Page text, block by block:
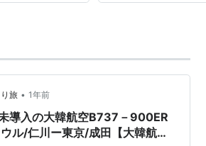
旅 • 1年前
導入の大韓航空B737－900ER
ル/仁川ー東京/成田【大韓航空